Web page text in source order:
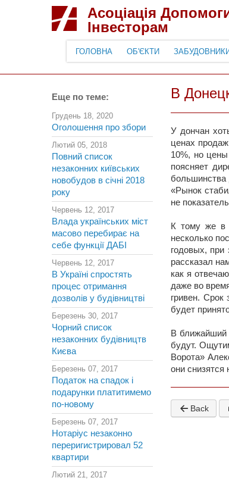
Асоціація
Інвесторам
ГОЛОВНА ОБ'ЄКТИ
Еще по теме:
Грудень 18, 2020
Оголошення про збори
Лютий 05, 2018
Повний список
незаконних київських
новобудов в січні 2018
року
Червень 12, 2017
Влада українських міст
масово перебирає на
себе функції ДАБІ
Червень 12, 2017
В Україні спростять
процес отримання
дозволів у будівництві
Березень 30, 2017
Чорний список
незаконних будівництв
Києва
Березень 07, 2017
Податок на спадок і
подарунки платитимемо
по-новому
Березень 07, 2017
Нотаріус незаконно
переригистрировал 52
квартири
Лютий 21, 2017
В
У дончан
ценах
10%, но
поясняет
«Рынок
не
К тому же в
несколько
годовых,
рассказал
как я
даже во
гривен.
будет
В ближайший
будут.
Ворота»
они снизятся
Back